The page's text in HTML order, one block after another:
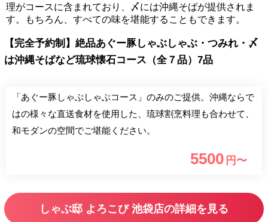
理がコースに含まれており、〆には沖縄そばが提供されま
す。もちろん、すべての味を堪能することもできます。
【完全予約制】絶品あぐー豚しゃぶしゃぶ・つみれ・〆
は沖縄そばなど琉球懐石コース（全７品）7品
「あぐー豚しゃぶしゃぶコース」のみのご提供。沖縄ならで
はの様々な直送食材を使用した、琉球割烹料理も合わせて、
和モダンの空間でご堪能ください。
5500 円〜
しゃぶ邸 よろこび 池袋店の詳細を見る